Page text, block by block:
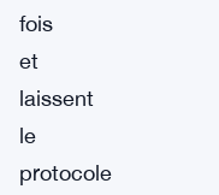
fois
et
laissent
le
protocole